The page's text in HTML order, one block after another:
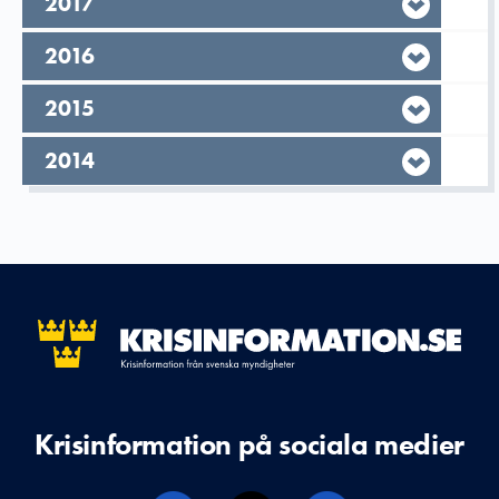
År,
2016
År,
2015
År,
2014
Krisinformation på sociala medier